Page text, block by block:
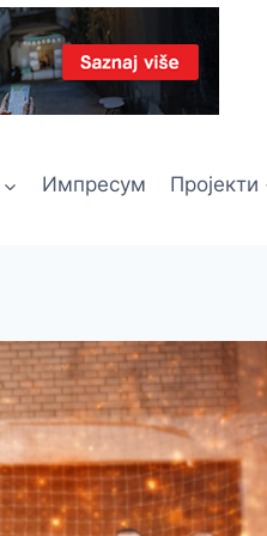
Импресум Пројекти